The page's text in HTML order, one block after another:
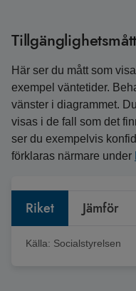
Tillgänglighetsmått
Här ser du mått som
exempel väntetider.
vänster i diagrammet.
visas i de fall som det
ser du exempelvis
förklaras närmare under
Riket Jämför
Källa: Socialstyrelsen